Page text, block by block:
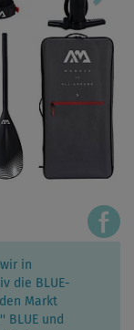
in
die BLUE-
Markt
BLUE und